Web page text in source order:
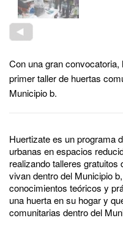
Con una gran
primer taller de huertas
Municipio b.
Huertizate es un programa
urbanas en espacios
realizando talleres
vivan dentro del Municipio
conocimientos teóricos y
una huerta en su hogar y
comunitarias dentro del